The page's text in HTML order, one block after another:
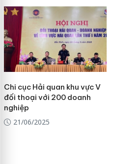
Chi cục Hải quan khu vực V
đối thoại với 200 doanh
nghiệp
21/06/2025